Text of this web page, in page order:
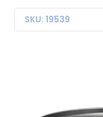
SKU: 19539